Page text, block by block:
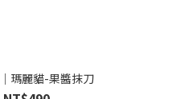
瑪麗貓-果醬抹刀